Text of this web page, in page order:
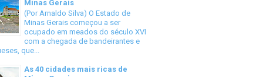
Minas Gerais
(Por Arnaldo Silva) O Estado de
Minas Gerais começou a ser
ocupado em meados do século XVI
com a chegada de bandeirantes e
que...
As 40 cidades mais ricas de